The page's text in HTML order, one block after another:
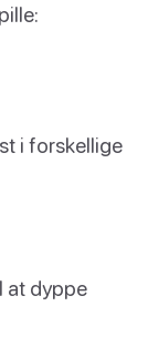
i forskellige
at dyppe